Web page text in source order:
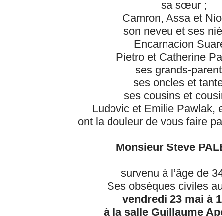
sa sœur ;
Camron, Assa et
son neveu et ses
Encarnacion
Pietro et Catherine
ses grands-
ses oncles et
ses cousins et
Ludovic et Emilie Pawlak,
ont la douleur de vous faire
Monsieur Steve
survenu à l’âge de
Ses obsèques civiles
vendredi 23 mai à
à la salle Guillaume